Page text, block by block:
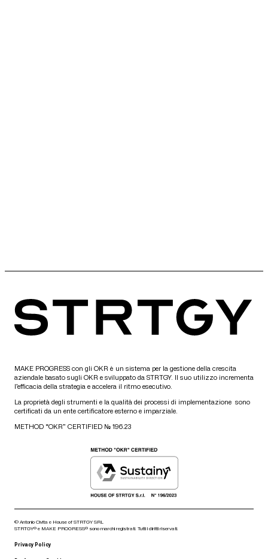
MAKE PROGRESS con gli OKR è un sistema per la gestione della crescita
aziendale basato sugli OKR e sviluppato da STRTGY. Il suo utilizzo incrementa
l’efficacia della strategia e accelera il ritmo esecutivo.
La proprietà degli strumenti e la qualità dei processi di implementazione sono
certificati da un ente certificatore esterno e imparziale.
METHOD “OKR” CERTIFIED № 196.23
© Antonio Civita e House of STRTGY SRL
STRTGY® e MAKE PROGRESS® sono marchi registrati. Tutti i diritti riservati.
Privacy Policy